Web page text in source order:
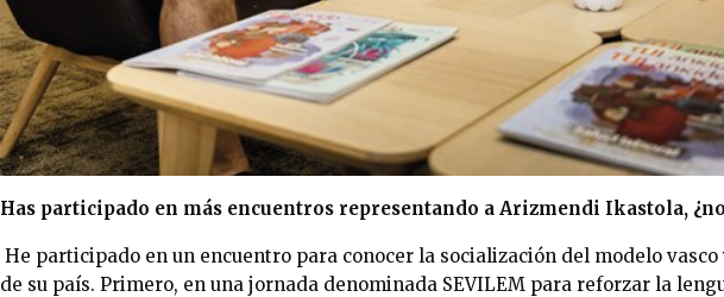
Has participado en más encuentros representando a Arizmendi Ikastola,
He participado en un encuentro para conocer la socialización del modelo
de su país. Primero, en una jornada denominada SEVILEM para reforzar la